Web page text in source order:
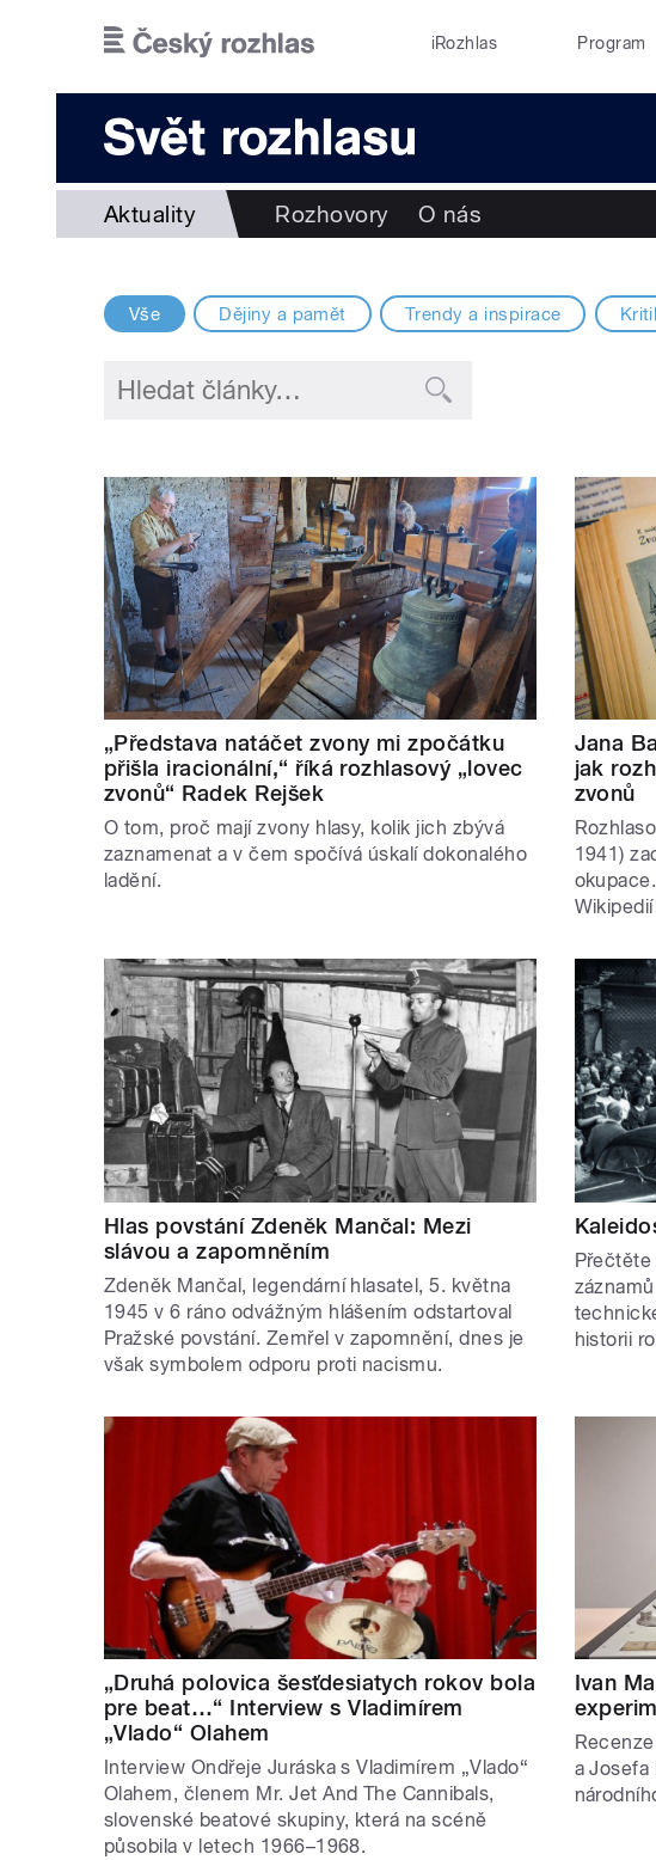
iRozhlas Program
Aktuality Rozhovory O nás
Vše Dějiny a pamět Trendy a inspirace
„Představa natáčet zvony mi zpočátku
přišla iracionální,“ říká rozhlasový „lovec
zvonů“ Radek Rejšek
O tom, proč mají zvony hlasy, kolik jich zbývá
zaznamenat a v čem spočívá úskalí dokonalého
ladění.
Jana
jak
zvonů
1941)
Hlas povstání Zdeněk Mančal: Mezi
slávou a zapomněním
Zdeněk Mančal, legendární hlasatel, 5. května
1945 v 6 ráno odvážným hlášením odstartoval
Pražské povstání. Zemřel v zapomnění, dnes je
však symbolem odporu proti nacismu.
Přečtěte
historii
„Druhá polovica šesťdesiatych rokov bola
pre beat…“ Interview s Vladimírem
„Vlado“ Olahem
Interview Ondřeje Juráska s Vladimírem „Vlado“
Olahem, členem Mr. Jet And The Cannibals,
slovenské beatové skupiny, která na scéně
působila v letech 1966–1968.
Ivan
a Josefa